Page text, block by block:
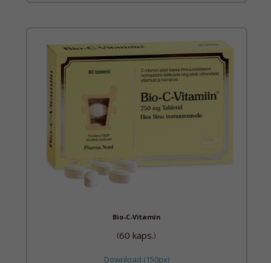
Bio-C-Vitamin
(60 kaps.)
Download (150px)